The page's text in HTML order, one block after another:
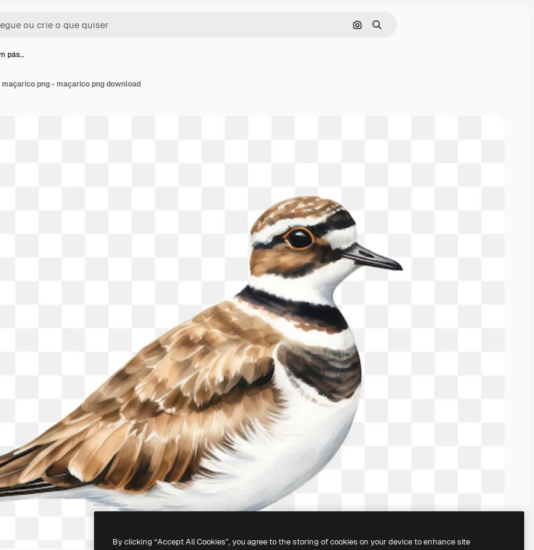
Pesquisar por imagem
Buscar
pás…
png - maçarico png download
By clicking “Accept All Cookies”, you agree to the storing of cookies on your device to enhance site